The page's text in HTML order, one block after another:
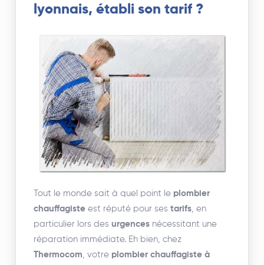
lyonnais, établi son tarif ?
Tout le monde sait à quel point le plombier
chauffagiste est réputé pour sestarifs, en
particulier lors desurgences nécessitant une
réparation immédiate. Eh bien, chez
Thermocom, votre plombier chauffagiste à